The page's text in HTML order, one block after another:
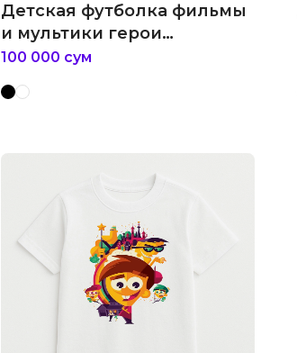
Детская футболка фильмы
и мультики герои
мышиного дома walt disney
100 000 сум